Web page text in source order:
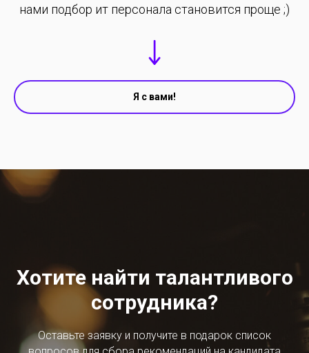
нами подбор ит персонала становится проще ;)
Я с вами!
Хотите найти талантливого
сотрудника?
Оставьте заявку и получите в подарок список